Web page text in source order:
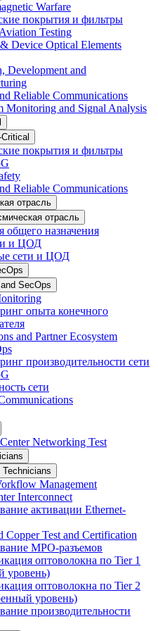
Warfare
покрытия и фильтры
Testing
Device Optical Elements
Development and
Reliable Communications
Monitoring and Signal Analysis
покрытия и фильтры
Reliable Communications
отрасль
отрасль
общего назначения
и ЦОД
сети и ЦОД
SecOps
опыта конечного
and Partner Ecosystem
производительности сети
сети
Networking Test
Technicians
Management
Interconnect
активации Ethernet-
Copper Test and Certification
МРО-разъемов
оптоволокна по Tier 1
уровень)
оптоволокна по Tier 2
уровень)
производительности